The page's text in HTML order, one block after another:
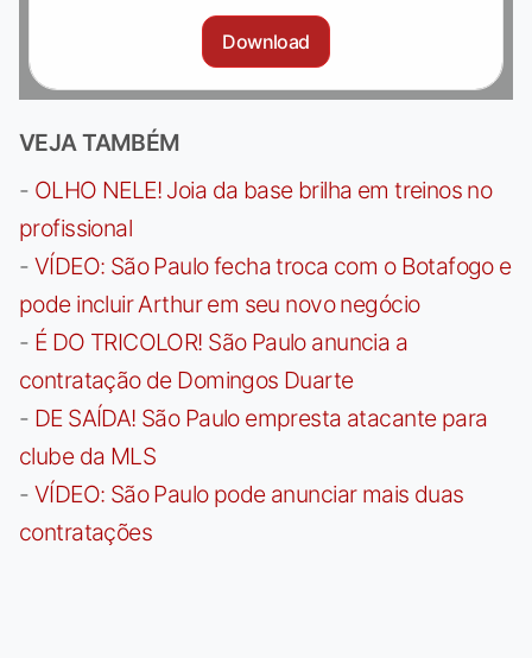
Download
VEJA TAMBÉM
- OLHO NELE! Joia da base brilha em treinos no
profissional
- VÍDEO: São Paulo fecha troca com o Botafogo e
pode incluir Arthur em seu novo negócio
- É DO TRICOLOR! São Paulo anuncia a
contratação de Domingos Duarte
- DE SAÍDA! São Paulo empresta atacante para
clube da MLS
- VÍDEO: São Paulo pode anunciar mais duas
contratações